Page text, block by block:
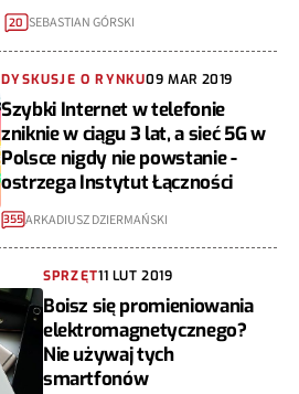
20 SEBASTIAN GÓRSKI
DYSKUSJE O RYNKU09 MAR 2019
Szybki Internet w telefonie
zniknie w ciągu 3 lat, a sieć 5G w
Polsce nigdy nie powstanie -
ostrzega Instytut Łączności
355ARKADIUSZ DZIERMAŃSKI
SPRZĘT11 LUT 2019
Boisz się promieniowania
elektromagnetycznego?
Nie używaj tych
smartfonów